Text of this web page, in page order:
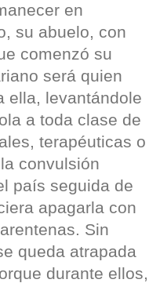
en
su abuelo, con
comenzó su
será quien
ella, levantándole
a toda clase de
terapéuticas o
convulsión
país seguida de
apagarla con
Sin
queda atrapada
durante ellos,